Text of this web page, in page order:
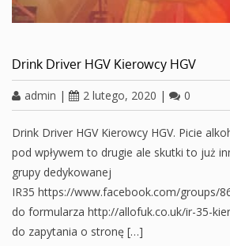
Drink Driver HGV Kierowcy HGV
admin | 2 lutego, 2020 | 0
Drink Driver HGV Kierowcy HGV. Picie
pod wpływem to drugie ale skutki to już
grupy dedykowanej
IR35 https://www.facebook.com/groups/
do formularza http://allofuk.co.uk/ir-35-
do zapytania o stronę […]